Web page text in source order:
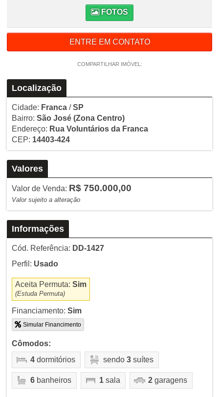
FOTOS
ENTRE EM CONTATO
COMPARTILHAR IMÓVEL:
Localização
Cidade: Franca/SP
Bairro: São José (Zona Centro)
Endereço: Rua Voluntários da Franca
CEP: 14403-424
Valores
Valor de Venda: R$ 750.000,00
Valor sujeito a alteração
Informações
Cód. Referência: DD-1427
Perfil: Usado
Aceita Permuta: Sim
(Estuda Permuta)
Financiamento: Sim
Simular Financimento
Cômodos:
4dormitórios sendo 3suítes
6banheiros 1sala 2garagens